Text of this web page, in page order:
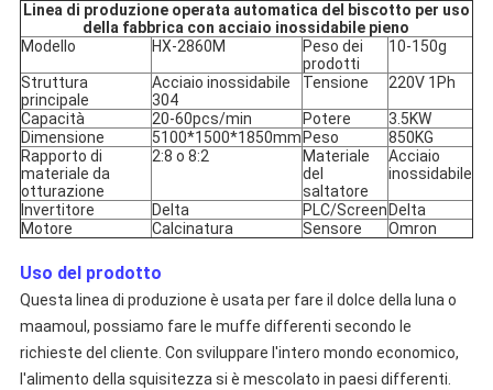
Linea di produzione operata automatica del biscotto per uso
della fabbrica con acciaio inossidabile pieno
Modello
HX-2860M
Peso dei
prodotti
10-150g
Struttura
principale
Acciaio inossidabile
304
Tensione 220V 1Ph
Capacità 20-60pcs/min Potere
3.5KW
Dimensione
5100*1500*1850mm Peso
850KG
Rapporto di
materiale da
otturazione
2:8 o 8:2
Materiale
del
saltatore
Acciaio
inossidabile
Invertitore Delta PLC/Screen Delta
Motore
Calcinatura Sensore Omron
Uso del prodotto
Questa linea di produzione è usata per fare il dolce della luna o
maamoul, possiamo fare le muffe differenti secondo le
richieste del cliente. Con sviluppare l'intero mondo economico,
l'alimento della squisitezza si è mescolato in paesi differenti.